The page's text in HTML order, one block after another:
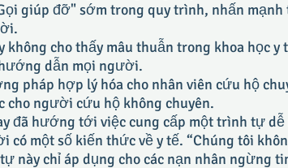
giúp đỡ" sớm trong quy trình, nhấn
cho thấy mâu thuẫn trong khoa học y
dẫn mọi người.
pháp hợp lý hóa cho nhân viên cứu hộ
người cứu hộ không chuyên.
đã hướng tới việc cung cấp một trình tự
có một số kiến thức về y tế. “Chúng tôi
này chỉ áp dụng cho các nạn nhân ngừng